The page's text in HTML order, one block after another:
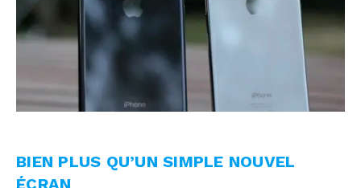
BIEN PLUS QU’UN SIMPLE NOUVEL
ÉCRAN